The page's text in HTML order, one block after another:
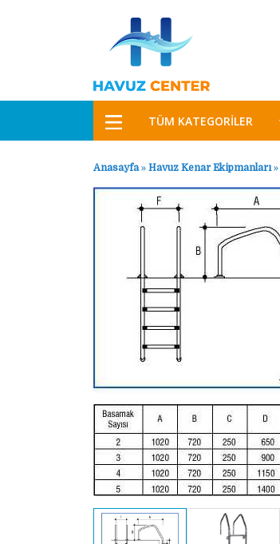
TÜM KATEGORİLER
Anasayfa» Havuz Kenar Ekipmanları»